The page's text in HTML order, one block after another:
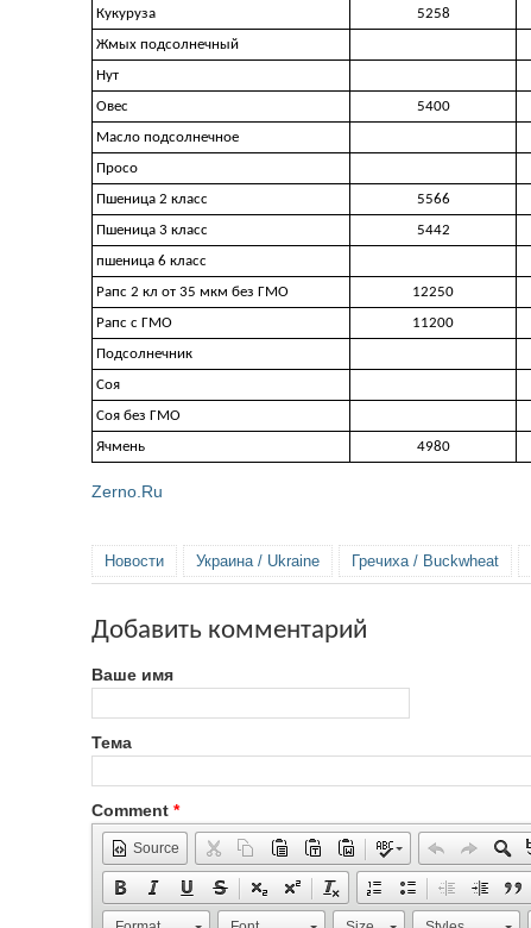
Кукуруза
5258
Жмых подсолнечный
Нут
Овес
5400
Масло подсолнечное
Просо
Пшеница 2 класс
5566
Пшеница 3 класс
5442
пшеница 6 класс
Рапс 2 кл от 35 мкм без ГМО
12250
Рапс с ГМО
11200
Подсолнечник
Соя
Соя без ГМО
Ячмень
4980
Zerno.Ru
Новости Украина / Ukraine Гречиха / Buckwheat
Добавить комментарий
Ваше имя
Тема
Comment *
Source